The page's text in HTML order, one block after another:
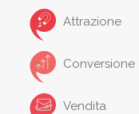
Attrazione
Conversione
Vendita